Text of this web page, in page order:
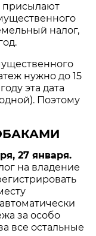
присылают
налог,
нужно до 15
эта дата
Поэтому
27 января.
на владение
за особо
все остальные